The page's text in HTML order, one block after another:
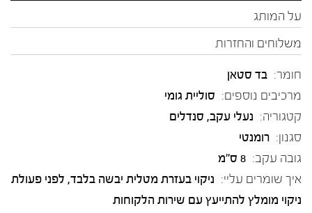
על המותג
משלוחים והחזרות
חומר: בד סטאן
מרכיבים נוספים: סוליית גומי
קטגוריה: נעלי עקב, סנדלים
סגנון: רומנטי
גובה עקב: 8 ס"מ
איך שומרים עליי: ניקוי בעזרת מטלית יבשה בלבד, לפני פעולת
ניקוי מומלץ להתייעץ עם שירות הלקוחות